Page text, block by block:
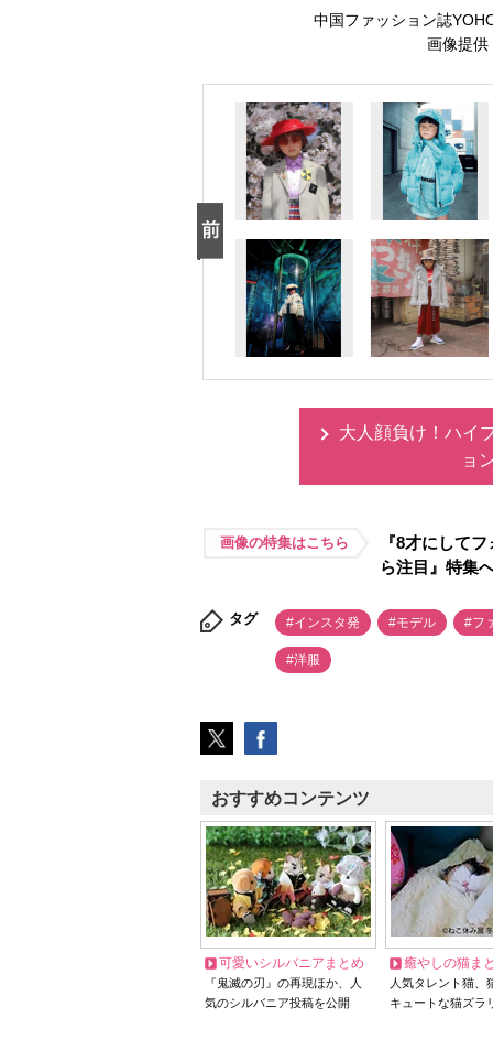
中国ファッション誌
画像提
大人顔負け！ハイ
ョ
画像の特集はこちら
『8才にして
ら注目』特集
タグ #インスタ発 #モデル #フ
#洋服
おすすめコンテンツ
可愛いシルバニアまとめ
『鬼滅の刃』の再現ほか、人
気のシルバニア投稿を公開
癒やしの猫ま
人気タレント猫
キュートな猫ズラ